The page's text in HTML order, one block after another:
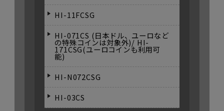
HI-11FCSG
HI-071CS (日本ドル、ユーロなど
の特殊コインは対象外)/ HI-
171CSG(ユーロコインも利用可
能)
HI-N072CSG
HI-03CS